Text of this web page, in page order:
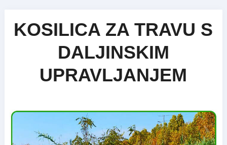
KOSILICA ZA TRAVU S
DALJINSKIM
UPRAVLJANJEM